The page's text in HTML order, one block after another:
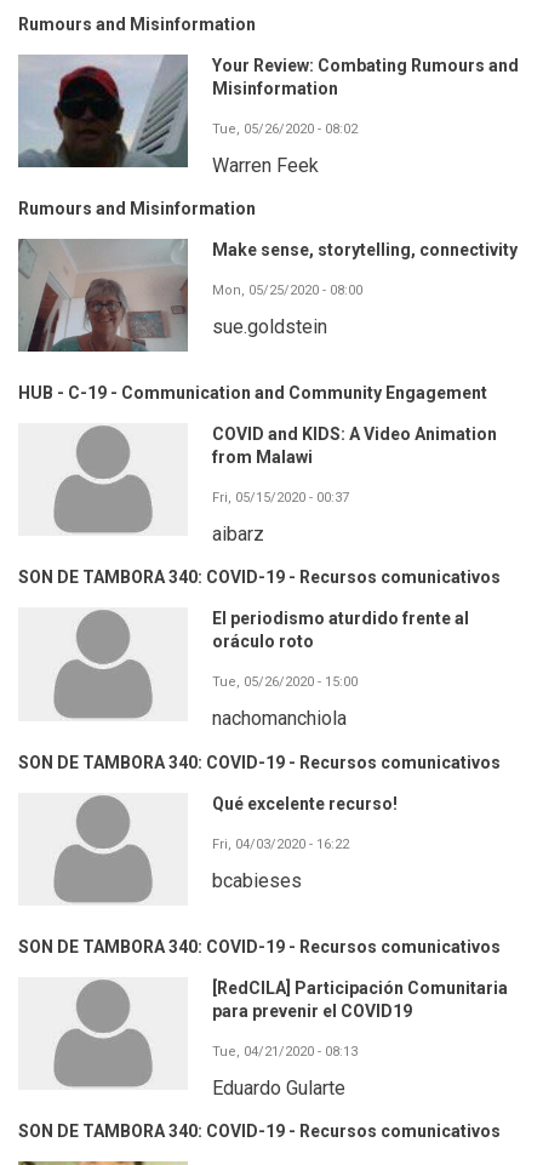
Rumours and Misinformation
Your Review: Combating Rumours and
Misinformation
Tue, 05/26/2020 - 08:02
Warren Feek
Rumours and Misinformation
Make sense, storytelling, connectivity
Mon, 05/25/2020 - 08:00
sue.goldstein
HUB - C-19 - Communication and Community Engagement
COVID and KIDS: A Video Animation
from Malawi
Fri, 05/15/2020 - 00:37
aibarz
SON DE TAMBORA 340: COVID-19 - Recursos comunicativos
El periodismo aturdido frente al
oráculo roto
Tue, 05/26/2020 - 15:00
nachomanchiola
SON DE TAMBORA 340: COVID-19 - Recursos comunicativos
Qué excelente recurso!
Fri, 04/03/2020 - 16:22
bcabieses
SON DE TAMBORA 340: COVID-19 - Recursos comunicativos
[RedCILA] Participación Comunitaria
para prevenir el COVID19
Tue, 04/21/2020 - 08:13
Eduardo Gularte
SON DE TAMBORA 340: COVID-19 - Recursos comunicativos